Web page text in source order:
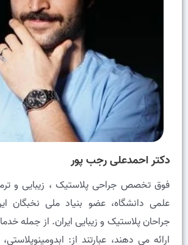
دکتر احمدعلی رجب پور
فوق تخصص جراحی پلاستیک ، زیبایی و
علمى دانشگاه، عضو بنیاد ملی نخبگان
جراحان پلاستیک و زیبایی ایران. از جمله
ارائه می دهند، عبارتند از: